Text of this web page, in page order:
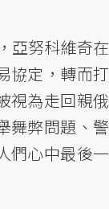
亞努科維奇在
協定，轉而打
視為走回親俄
舞弊問題、警
們心中最後一